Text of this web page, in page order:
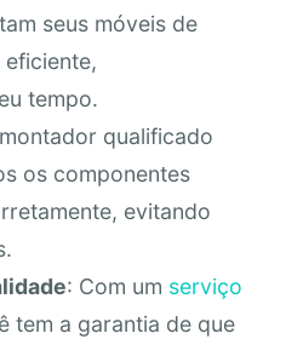
seus móveis de
eficiente,
tempo.
qualificado
os componentes
evitando
: Com um serviço
tem a garantia de que